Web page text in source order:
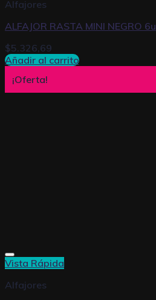
Alfajores
ALFAJOR RASTA MINI NEGRO 6u
$5.326,69
Añadir al carrito
¡Oferta!
Vista Rápida
Alfajores